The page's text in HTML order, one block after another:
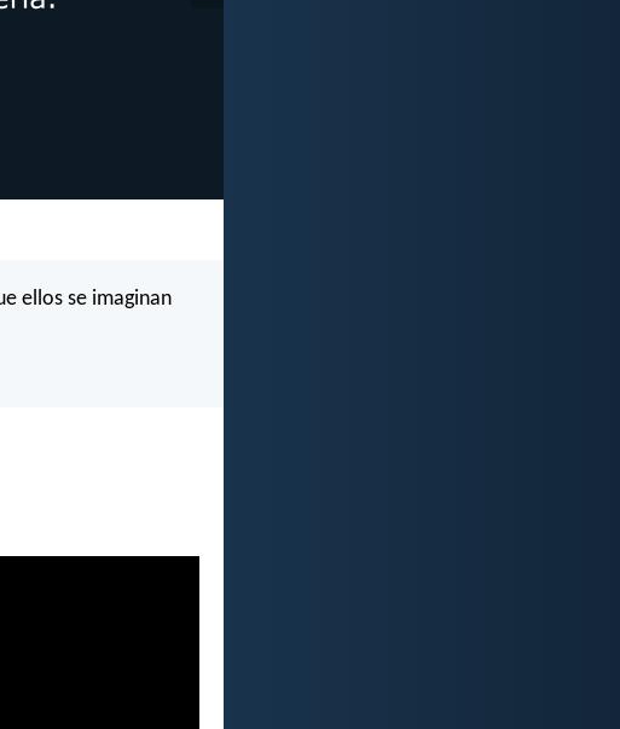
ellos se imaginan